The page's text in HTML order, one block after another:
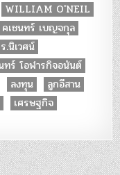
WILLIAM O'NEIL
คเชนทร์ เบญจกุล
.นิเวศน์
ทร์ โอฬารกิจอนันต์
ลงทุน
ลูกอีสาน
เศรษฐกิจ